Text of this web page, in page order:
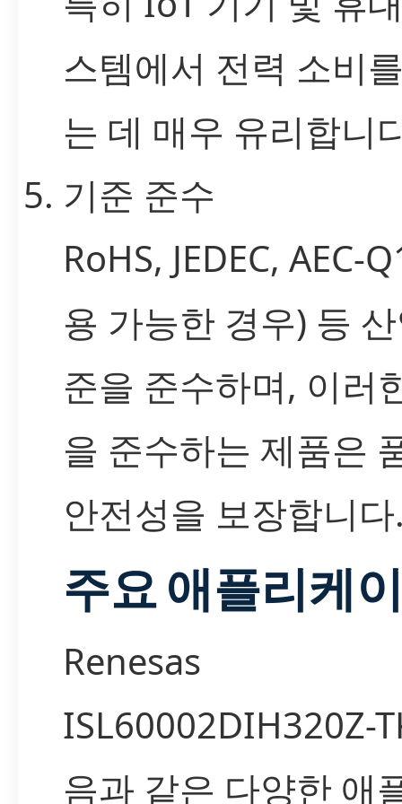
스템에서 전력 소비
는 데 매우 유리합니
기준 준수
RoHS, JEDEC, AEC-
용 가능한 경우) 등
준을 준수하며, 이러
을 준수하는 제품은
안전성을 보장합니
주요 애플리케
Renesas
ISL60002DIH320Z-
음과 같은 다양한 애